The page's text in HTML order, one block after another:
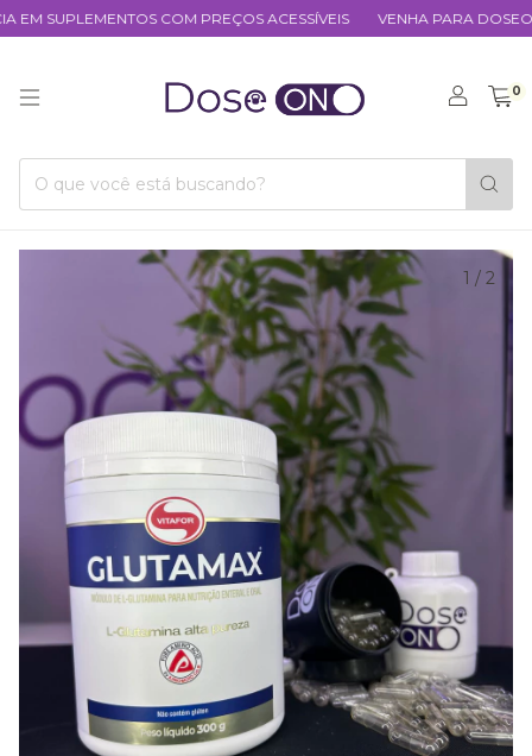
SUPLEMENTOS COM PREÇOS ACESSÍVEIS VENHA PARA DOSEON
0
1 / 2